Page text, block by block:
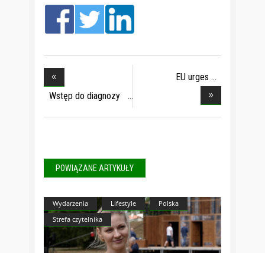
Wstęp do diagnozy
a
EU urges
POWIĄZANE ARTYKUŁY
Wydarzenia Lifestyle
Polska
Strefa czytelnika